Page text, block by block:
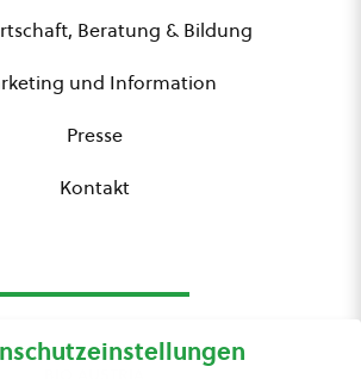
Beratung & Bildung
und Information
Presse
Kontakt